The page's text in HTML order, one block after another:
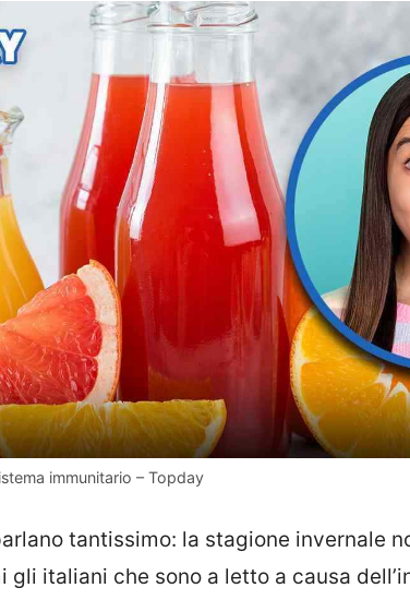
immunitario – Topday
tantissimo: la stagione invernale
gli italiani che sono a letto a causa